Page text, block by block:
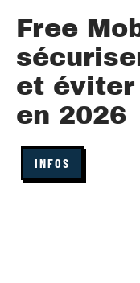
Free
et éviter
en 2026
INFOS